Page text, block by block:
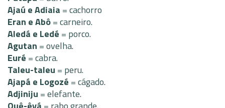
Ajaú e Adiaia = cachorro
Eran e Abô= carneiro.
Aledá e Ledé = porco.
Agutan = ovelha.
Euré = cabra.
Taleu-taleu = peru.
Ajapá e Logozé = cágado.
Adjiniju = elefante.